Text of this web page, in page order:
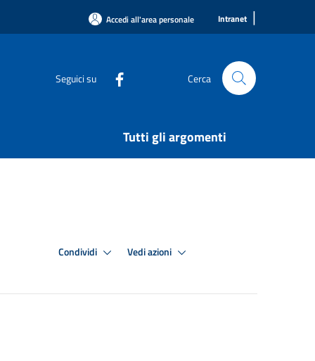
Accedi all'area personale Intranet |
Seguici su Cerca
Tutti gli argomenti
Condividi Vedi azioni